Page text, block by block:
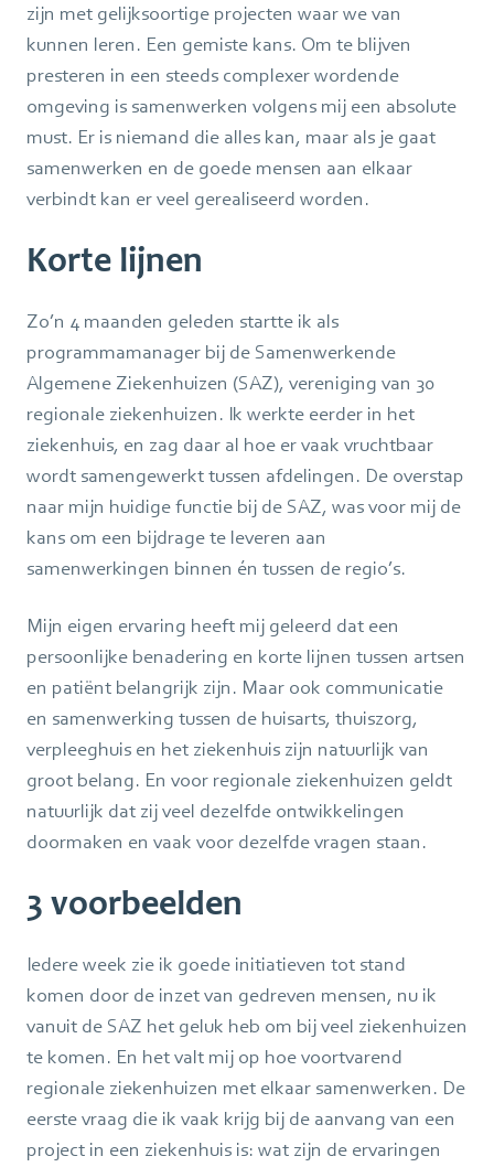
zijn met gelijksoortige projecten waar we van
kunnen leren. Een gemiste kans. Om te blijven
presteren in een steeds complexer wordende
omgeving is samenwerken volgens mij een absolute
must. Er is niemand die alles kan, maar als je gaat
samenwerken en de goede mensen aan elkaar
verbindt kan er veel gerealiseerd worden.
Korte lijnen
Zo’n 4 maanden geleden startte ik als
programmamanager bij de Samenwerkende
Algemene Ziekenhuizen (SAZ), vereniging van 30
regionale ziekenhuizen. Ik werkte eerder in het
ziekenhuis, en zag daar al hoe er vaak vruchtbaar
wordt samengewerkt tussen afdelingen. De overstap
naar mijn huidige functie bij de SAZ, was voor mij de
kans om een bijdrage te leveren aan
samenwerkingen binnen én tussen de regio’s.
Mijn eigen ervaring heeft mij geleerd dat een
persoonlijke benadering en korte lijnen tussen artsen
en patiënt belangrijk zijn. Maar ook communicatie
en samenwerking tussen de huisarts, thuiszorg,
verpleeghuis en het ziekenhuis zijn natuurlijk van
groot belang. En voor regionale ziekenhuizen geldt
natuurlijk dat zij veel dezelfde ontwikkelingen
doormaken en vaak voor dezelfde vragen staan.
3 voorbeelden
Iedere week zie ik goede initiatieven tot stand
komen door de inzet van gedreven mensen, nu ik
vanuit de SAZ het geluk heb om bij veel ziekenhuizen
te komen. En het valt mij op hoe voortvarend
regionale ziekenhuizen met elkaar samenwerken. De
eerste vraag die ik vaak krijg bij de aanvang van een
project in een ziekenhuis is: wat zijn de ervaringen